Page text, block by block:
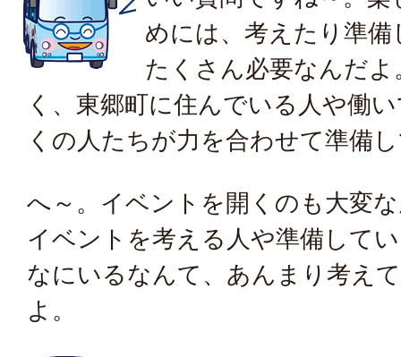
めには、考えたり準
たくさん必要なんだ
く、東郷町に住んでいる人や働
くの人たちが力を合わせて準備
へ～。イベントを開くのも大変
イベントを考える人や準備して
なにいるなんて、あんまり考え
よ。